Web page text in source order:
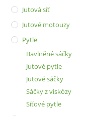
Jutová síť
Jutové motouzy
Pytle
Bavlněné sáčky
Jutové pytle
Jutové sáčky
Sáčky z viskózy
Síťové pytle